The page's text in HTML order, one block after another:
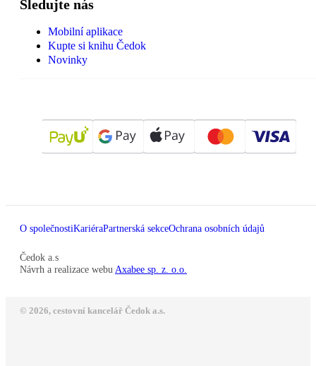
Sledujte nás
Mobilní aplikace
Kupte si knihu Čedok
Novinky
O společnostiKariéraPartnerská sekceOchrana osobních údajů
Čedok a.s
Návrh a realizace webu Axabee sp. z. o.o.
© 2026, cestovní kancelář Čedok a.s.